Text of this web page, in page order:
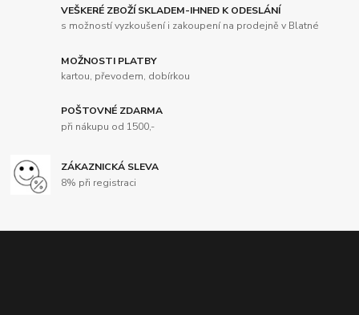
VEŠKERÉ ZBOŽÍ SKLADEM-IHNED K ODESLÁNÍ
s možností vyzkoušení i zakoupení na prodejně v Blatné
MOŽNOSTI PLATBY
kartou, převodem, dobírkou
POŠTOVNÉ ZDARMA
při nákupu od 1500,-
ZÁKAZNICKÁ SLEVA
8% při registraci